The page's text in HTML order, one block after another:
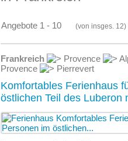
Angebote 1 - 10 (von insges. 12)
Frankreich Provence
Provence
Pierrevert
Komfortables Ferienhaus
östlichen Teil des Luberon